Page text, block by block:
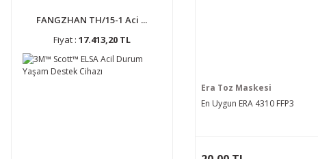
FANGZHAN TH/15-1 Aci ...
Fiyat : 17.413,20 TL
Era Toz Maskesi
En Uygun ERA 4310 FFP3